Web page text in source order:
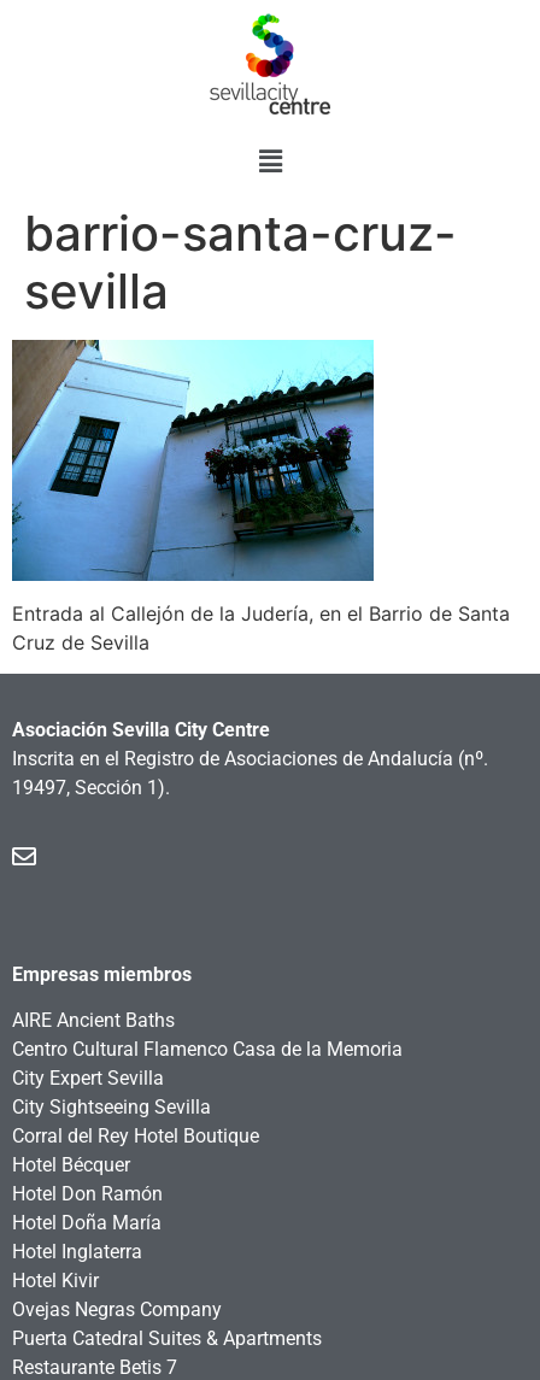
barrio-santa-cruz-
sevilla
Entrada al Callejón de la Judería, en el Barrio de Santa
Cruz de Sevilla
Asociación Sevilla City Centre
Inscrita en el Registro de Asociaciones de Andalucía (nº.
19497, Sección 1).
Empresas miembros
AIRE Ancient Baths
Centro Cultural Flamenco Casa de la Memoria
City Expert Sevilla
City Sightseeing Sevilla
Corral del Rey Hotel Boutique
Hotel Bécquer
Hotel Don Ramón
Hotel Doña María
Hotel Inglaterra
Hotel Kivir
Ovejas Negras Company
Puerta Catedral Suites & Apartments
Restaurante Betis 7